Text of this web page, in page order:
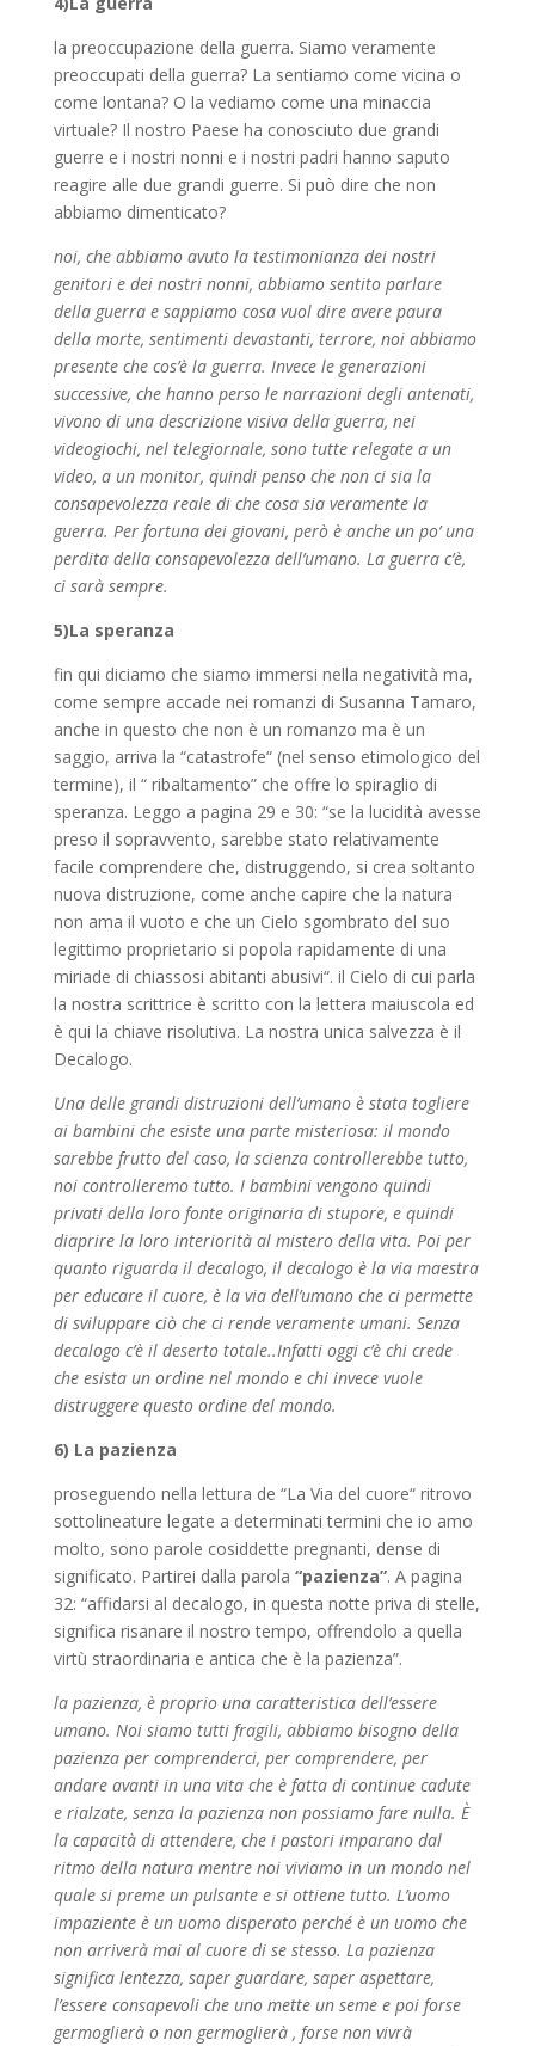
la preoccupazione della guerra. Siamo veramente
preoccupati della guerra? La sentiamo come vicina o
come lontana? O la vediamo come una minaccia
virtuale? Il nostro Paese ha conosciuto due grandi
guerre e i nostri nonni e i nostri padri hanno saputo
reagire alle due grandi guerre. Si può dire che non
abbiamo dimenticato?
noi, che abbiamo avuto la testimonianza dei nostri
genitori e dei nostri nonni, abbiamo sentito parlare
della guerra e sappiamo cosa vuol dire avere paura
della morte, sentimenti devastanti, terrore, noi abbiamo
presente che cos’è la guerra. Invece le generazioni
successive, che hanno perso le narrazioni degli antenati,
vivono di una descrizione visiva della guerra, nei
videogiochi, nel telegiornale, sono tutte relegate a un
video, a un monitor, quindi penso che non ci sia la
consapevolezza reale di che cosa sia veramente la
guerra. Per fortuna dei giovani, però è anche un po’ una
perdita della consapevolezza dell’umano. La guerra c’è,
ci sarà sempre.
5)La speranza
fin qui diciamo che siamo immersi nella negatività ma,
come sempre accade nei romanzi di Susanna Tamaro,
anche in questo che non è un romanzo ma è un
saggio, arriva la “catastrofe“ (nel senso etimologico del
termine), il “ ribaltamento” che offre lo spiraglio di
speranza. Leggo a pagina 29 e 30: “se la lucidità avesse
preso il sopravvento, sarebbe stato relativamente
facile comprendere che, distruggendo, si crea soltanto
nuova distruzione, come anche capire che la natura
non ama il vuoto e che un Cielo sgombrato del suo
legittimo proprietario si popola rapidamente di una
miriade di chiassosi abitanti abusivi“. il Cielo di cui parla
la nostra scrittrice è scritto con la lettera maiuscola ed
è qui la chiave risolutiva. La nostra unica salvezza è il
Decalogo.
Una delle grandi distruzioni dell’umano è stata togliere
ai bambini che esiste una parte misteriosa: il mondo
sarebbe frutto del caso, la scienza controllerebbe tutto,
noi controlleremo tutto. I bambini vengono quindi
privati della loro fonte originaria di stupore, e quindi
diaprire la loro interiorità al mistero della vita. Poi per
quanto riguarda il decalogo, il decalogo è la via maestra
per educare il cuore, è la via dell’umano che ci permette
di sviluppare ciò che ci rende veramente umani. Senza
decalogo c’è il deserto totale..Infatti oggi c’è chi crede
che esista un ordine nel mondo e chi invece vuole
distruggere questo ordine del mondo.
6) La pazienza
proseguendo nella lettura de “La Via del cuore“ ritrovo
sottolineature legate a determinati termini che io amo
molto, sono parole cosiddette pregnanti, dense di
significato. Partirei dalla parola “pazienza”. A pagina
32: “affidarsi al decalogo, in questa notte priva di stelle,
significa risanare il nostro tempo, offrendolo a quella
virtù straordinaria e antica che è la pazienza”.
la pazienza, è proprio una caratteristica dell’essere
umano. Noi siamo tutti fragili, abbiamo bisogno della
pazienza per comprenderci, per comprendere, per
andare avanti in una vita che è fatta di continue cadute
e rialzate, senza la pazienza non possiamo fare nulla. È
la capacità di attendere, che i pastori imparano dal
ritmo della natura mentre noi viviamo in un mondo nel
quale si preme un pulsante e si ottiene tutto. L’uomo
impaziente è un uomo disperato perché è un uomo che
non arriverà mai al cuore di se stesso. La pazienza
significa lentezza, saper guardare, saper aspettare,
l’essere consapevoli che uno mette un seme e poi forse
germoglierà o non germoglierà , forse non vivrà